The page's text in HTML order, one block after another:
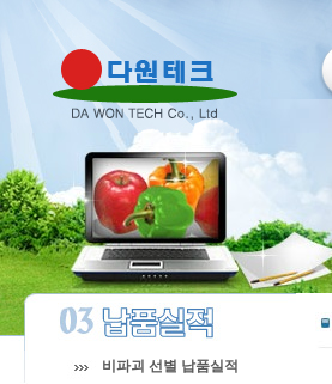
비파괴 선별 납품실적